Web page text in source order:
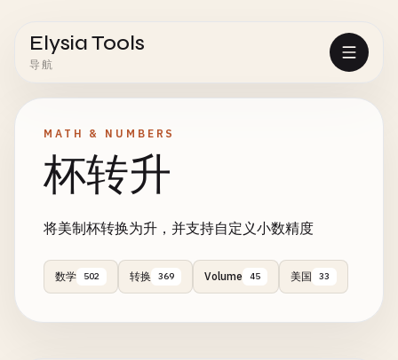
Elysia Tools
导航
MATH & NUMBERS
杯转升
将美制杯转换为升，并支持自定义小数精度
数学 502 转换 369 Volume 45 美国 33